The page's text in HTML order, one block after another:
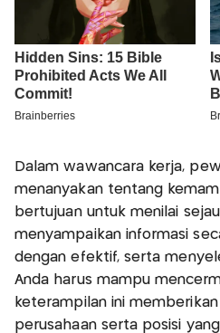
Dalam wawancara kerja,
menanyakan tentang
bertujuan untuk menilai
menyampaikan informasi
dengan efektif, serta
Anda harus mampu
keterampilan ini
perusahaan serta posisi